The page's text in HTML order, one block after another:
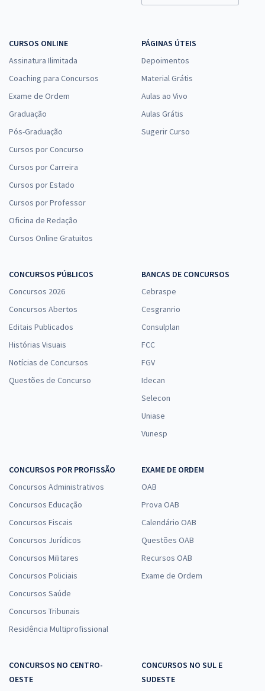
CURSOS ONLINE
Assinatura Ilimitada
Coaching para Concursos
Exame de Ordem
Graduação
Pós-Graduação
Cursos por Concurso
Cursos por Carreira
Cursos por Estado
Cursos por Professor
Oficina de Redação
Cursos Online Gratuitos
PÁGINAS ÚTEIS
Depoimentos
Material Grátis
Aulas ao Vivo
Aulas Grátis
Sugerir Curso
CONCURSOS PÚBLICOS
Concursos 2026
Concursos Abertos
Editais Publicados
Histórias Visuais
Notícias de Concursos
Questões de Concurso
BANCAS DE CONCURSOS
Cebraspe
Cesgranrio
Consulplan
FCC
FGV
Idecan
Selecon
Uniase
Vunesp
CONCURSOS POR PROFISSÃO
Concursos Administrativos
Concursos Educação
Concursos Fiscais
Concursos Jurídicos
Concursos Militares
Concursos Policiais
Concursos Saúde
Concursos Tribunais
Residência Multiprofissional
EXAME DE ORDEM
OAB
Prova OAB
Calendário OAB
Questões OAB
Recursos OAB
Exame de Ordem
CONCURSOS NO CENTRO-
OESTE
CONCURSOS NO SUL E
SUDESTE